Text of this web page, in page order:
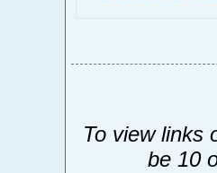
To view links
be 10